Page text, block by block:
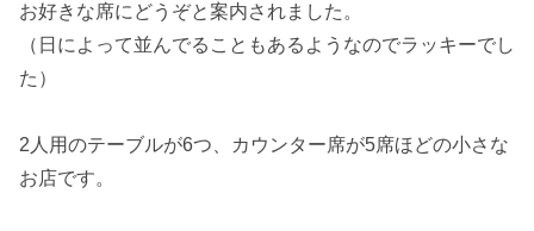
お好きな席にどうぞと案内されました。
（日によって並んでることもあるようなのでラッキーでし
た）
2人用のテーブルが6つ、カウンター席が5席ほどの小さな
お店です。